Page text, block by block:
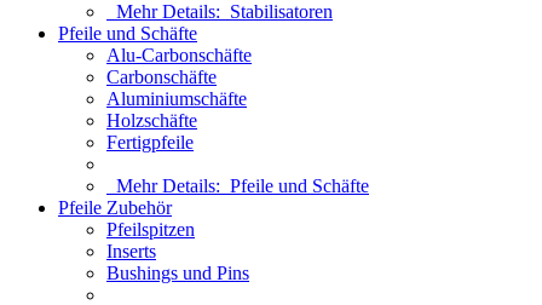
Mehr Details: Stabilisatoren
Pfeile und Schäfte
Alu-Carbonschäfte
Carbonschäfte
Aluminiumschäfte
Holzschäfte
Fertigpfeile
Mehr Details: Pfeile und Schäfte
Pfeile Zubehör
Pfeilspitzen
Inserts
Bushings und Pins